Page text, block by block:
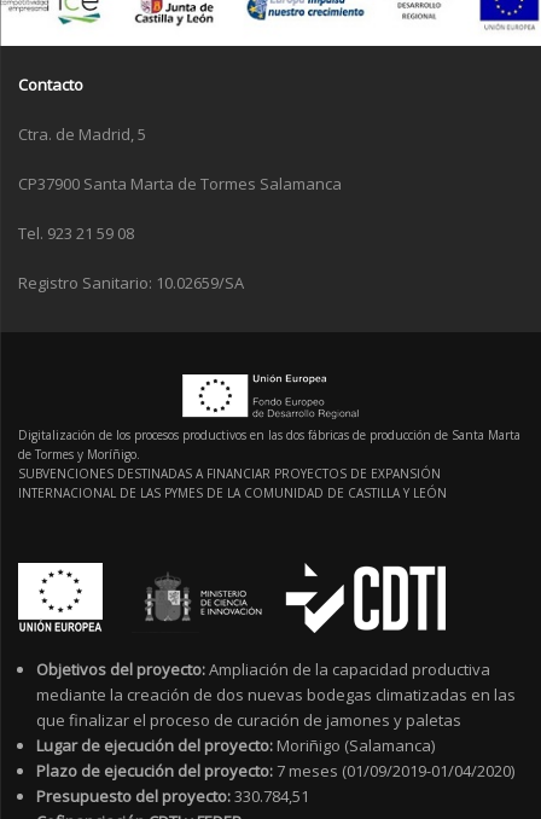
Contacto
Ctra. de Madrid, 5
CP37900 Santa Marta de Tormes Salamanca
Tel. 923 21 59 08
Registro Sanitario: 10.02659/SA
Digitalización de los procesos productivos en las dos fábricas de producción de Santa Marta
de Tormes y Moríñigo.
SUBVENCIONES DESTINADAS A FINANCIAR PROYECTOS DE EXPANSIÓN
INTERNACIONAL DE LAS PYMES DE LA COMUNIDAD DE CASTILLA Y LEÓN
Objetivos del proyecto:Ampliación de la capacidad productiva
mediante la creación de dos nuevas bodegas climatizadas en las
que finalizar el proceso de curación de jamones y paletas
Lugar de ejecución del proyecto: Moriñigo (Salamanca)
Plazo de ejecución del proyecto:7 meses (01/09/2019-01/04/2020)
Presupuesto del proyecto:330.784,51